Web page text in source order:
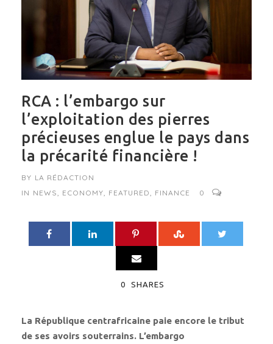
RCA : l’embargo sur
l’exploitation des pierres
précieuses englue le pays dans
la précarité financière !
BY LA RÉDACTION
IN NEWS ECONOMY FEATURED FINANCE 0
0 SHARES
La République centrafricaine paie encore le tribut
de ses avoirs souterrains. L’embargo